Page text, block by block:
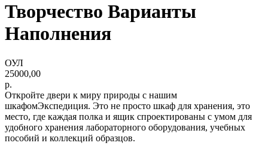
Творчество Варианты
Наполнения
ОУЛ
25000,00
р.
Откройте двери к миру природы с нашим
шкафомЭкспедиция. Это не просто шкаф для хранения, это
место, где каждая полка и ящик спроектированы с умом для
удобного хранения лабораторного оборудования, учебных
пособий и коллекций образцов.